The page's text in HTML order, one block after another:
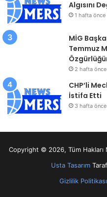
Algısını
1 hafta önce
MİG
Temmuz
2 hafta önce
CHP’li
İstifa Etti
3 hafta önce
Copyright © 2026, Tüm Hakları
Usta Tasarım
Gizlilik Politikası